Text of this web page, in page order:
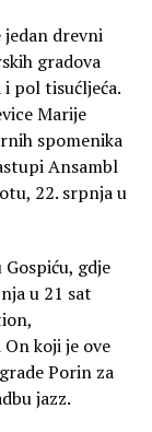
jedan drevni
gradova
pol tisućljeća.
Marije
spomenika
Ansambl
22. srpnja u
gdje
u 21 sat
koji je ove
Porin za
jazz.